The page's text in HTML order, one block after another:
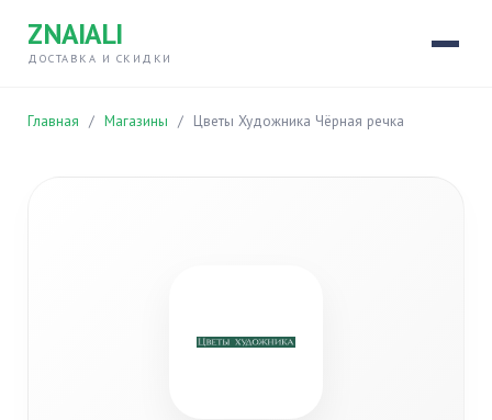
ZNAIALI
ДОСТАВКА И СКИДКИ
Главная / Магазины / Цветы Художника Чёрная речка